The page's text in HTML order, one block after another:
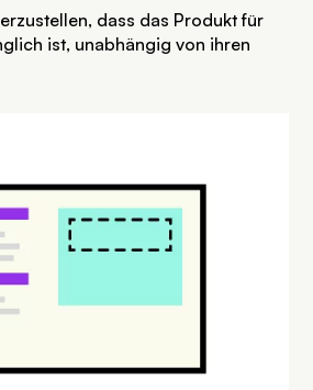
dass das Produkt für
ist, unabhängig von ihren